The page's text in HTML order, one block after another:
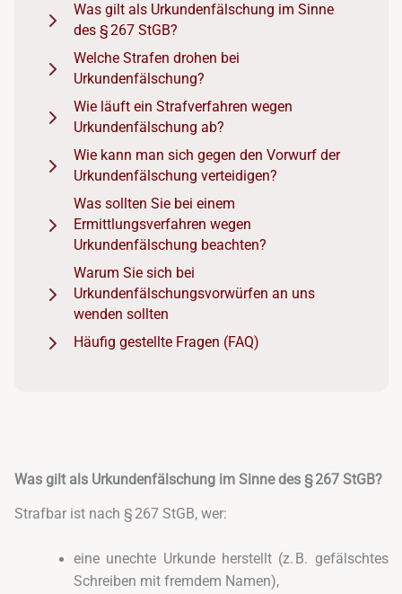
Was gilt als Urkundenfälschung im Sinne
des § 267 StGB?
Welche Strafen drohen bei
Urkundenfälschung?
Wie läuft ein Strafverfahren wegen
Urkundenfälschung ab?
Wie kann man sich gegen den Vorwurf der
Urkundenfälschung verteidigen?
Was sollten Sie bei einem
Ermittlungsverfahren wegen
Urkundenfälschung beachten?
Warum Sie sich bei
Urkundenfälschungsvorwürfen an uns
wenden sollten
Häufig gestellte Fragen (FAQ)
Was gilt als Urkundenfälschung im Sinne des § 267 StGB?
Strafbar ist nach § 267 StGB, wer:
eine unechte Urkunde herstellt (z. B. gefälschtes
Schreiben mit fremdem Namen),